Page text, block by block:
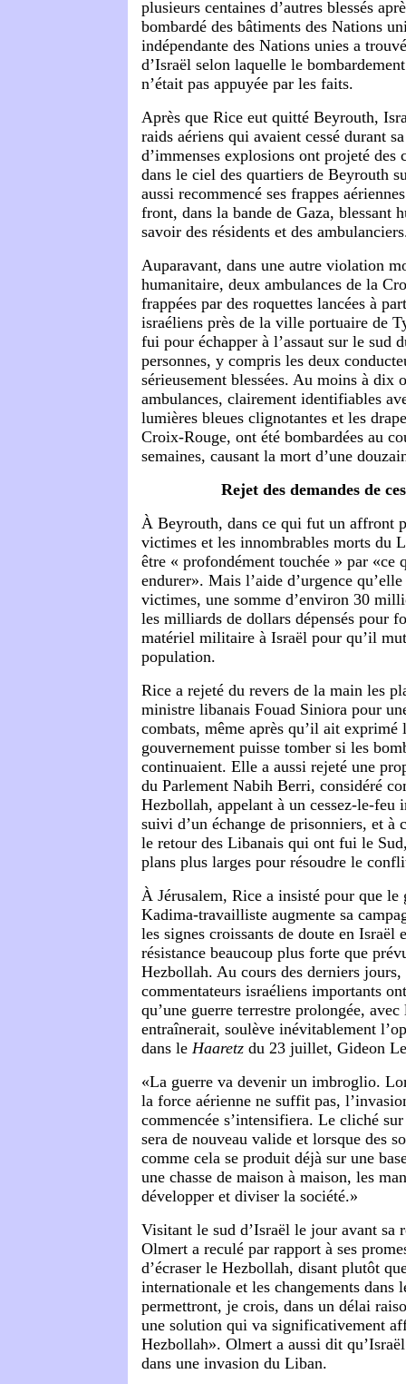
plusieurs centaines d’autres blessés
bombardé des bâtiments des Nations
indépendante des Nations unies a
d’Israël selon laquelle le
n’était pas appuyée par les faits.
Après que Rice eut quitté Beyrouth,
raids aériens qui avaient cessé durant
d’immenses explosions ont projeté des
dans le ciel des quartiers de Beyrouth
aussi recommencé ses frappes
front, dans la bande de Gaza, blessant
savoir des résidents et des
Auparavant, dans une autre violation
humanitaire, deux ambulances de la
frappées par des roquettes lancées à
israéliens près de la ville portuaire de
fui pour échapper à l’assaut sur le sud
personnes, y compris les deux
sérieusement blessées. Au moins à dix
ambulances, clairement identifiables
lumières bleues clignotantes et les
Croix-Rouge, ont été bombardées au
semaines, causant la mort d’une
Rejet des demandes de
À Beyrouth, dans ce qui fut un affront
victimes et les innombrables morts du
être « profondément touchée » par «ce
endurer». Mais l’aide d’urgence
victimes, une somme d’environ 30
les milliards de dollars dépensés pour
matériel militaire à Israël pour qu’il
population.
Rice a rejeté du revers de la main les
ministre libanais Fouad Siniora pour
combats, même après qu’il ait exprimé
gouvernement puisse tomber si les
continuaient. Elle a aussi rejeté une
du Parlement Nabih Berri, considéré
Hezbollah, appelant à un cessez-le-feu
suivi d’un échange de prisonniers, et à
le retour des Libanais qui ont fui le
plans plus larges pour résoudre le
À Jérusalem, Rice a insisté pour que le
Kadima-travailliste augmente sa
les signes croissants de doute en Israël
résistance beaucoup plus forte que
Hezbollah. Au cours des derniers jours,
commentateurs israéliens importants
qu’une guerre terrestre prolongée, avec
entraînerait, soulève inévitablement
dans le Haaretz du 23 juillet, Gideon
«La guerre va devenir un imbroglio.
la force aérienne ne suffit pas,
commencée s’intensifiera. Le cliché
sera de nouveau valide et lorsque des
comme cela se produit déjà sur une
une chasse de maison à maison, les
développer et diviser la société.»
Visitant le sud d’Israël le jour avant sa
Olmert a reculé par rapport à ses
d’écraser le Hezbollah, disant plutôt
internationale et les changements dans
permettront, je crois, dans un délai
une solution qui va significativement
Hezbollah». Olmert a aussi dit
dans une invasion du Liban.